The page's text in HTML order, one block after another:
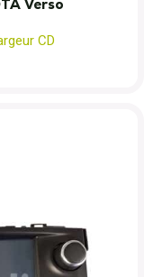
Verso
CD